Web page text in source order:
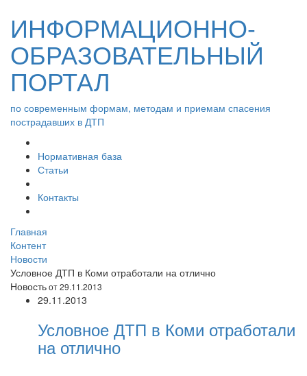
ИНФОРМАЦИОННО-
ОБРАЗОВАТЕЛЬНЫЙ
ПОРТАЛ
по современным формам, методам и приемам спасения
пострадавших в ДТП
Нормативная база
Статьи
Контакты
Главная
Контент
Новости
Условное ДТП в Коми отработали на отлично
Новостьот 29.11.2013
29.11.2013
Условное ДТП в Коми отработали
на отлично